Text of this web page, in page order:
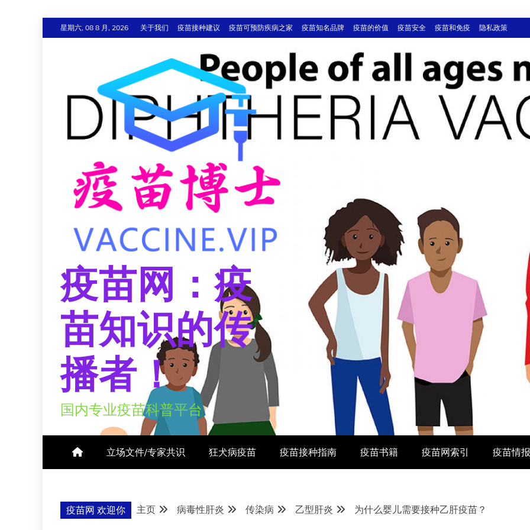
至
星期六, 08 8 月, 2026 关于我们 疫苗接种建议 疫苗可预防疾病之家 疫苗知名品牌 疫苗的价值 疫苗安全 疫苗和免疫 隐私政策
疫苗网：疫
苗知识的传
播者！
国内专业疫苗科普平台
立场文件/专家共识 狂犬病疫苗 疫苗接种指南 疫苗书籍 疫苗网索引 疫苗情
疫苗网 欢迎你 主页 病毒性肝炎 传染病 乙型肝炎 为什么婴儿需要接种乙肝疫苗？